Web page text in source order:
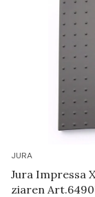
JURA
Jura Impressa
ziaren